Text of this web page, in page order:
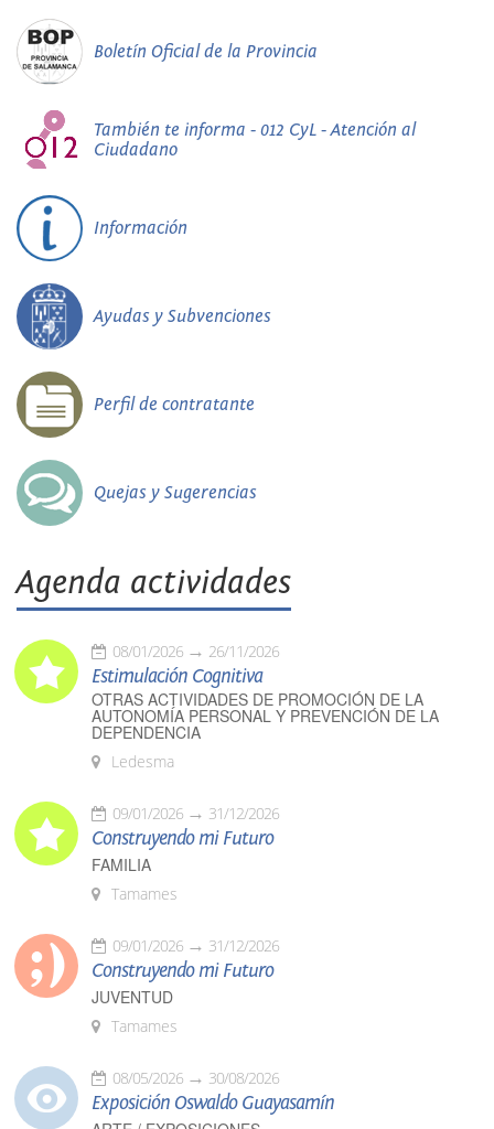
Boletín Oficial de la Provincia
También te informa - 012 CyL - Atención al
Ciudadano
Información
Ayudas y Subvenciones
Perfil de contratante
Quejas y Sugerencias
Agenda actividades
08/01/2026 26/11/2026
Estimulación Cognitiva
OTRAS ACTIVIDADES DE PROMOCIÓN DE LA
AUTONOMÍA PERSONAL Y PREVENCIÓN DE LA
DEPENDENCIA
Ledesma
09/01/2026 31/12/2026
Construyendo mi Futuro
FAMILIA
Tamames
09/01/2026 31/12/2026
Construyendo mi Futuro
JUVENTUD
Tamames
08/05/2026 30/08/2026
Exposición Oswaldo Guayasamín